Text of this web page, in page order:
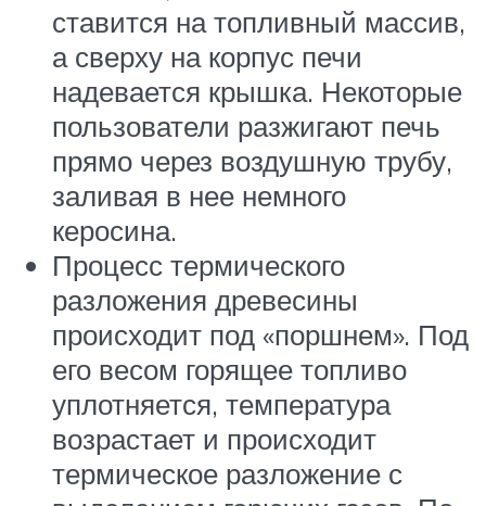
ставится на топливный массив,
а сверху на корпус печи
надевается крышка. Некоторые
пользователи разжигают печь
прямо через воздушную трубу,
заливая в нее немного
керосина.
Процесс термического
разложения древесины
происходит под «поршнем». Под
его весом горящее топливо
уплотняется, температура
возрастает и происходит
термическое разложение с